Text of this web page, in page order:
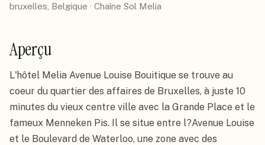
bruxelles, Belgique · Chaîne Sol Melia
Aperçu
L'hôtel Melia Avenue Louise Bouitique se trouve au
coeur du quartier des affaires de Bruxelles, à juste 10
minutes du vieux centre ville avec la Grande Place et le
fameux Menneken Pis. Il se situe entre l?Avenue Louise
et le Boulevard de Waterloo, une zone avec des